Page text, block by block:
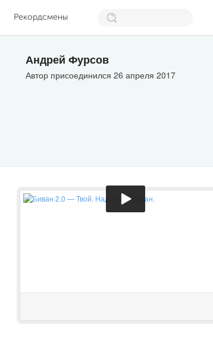
Рекордсмены
Андрей Фурсов
Автор присоединился 26 апреля 2017